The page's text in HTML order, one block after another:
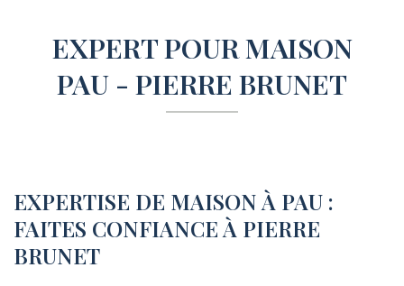
EXPERT POUR MAISON
PAU - PIERRE BRUNET
EXPERTISE DE MAISON À PAU :
FAITES CONFIANCE À PIERRE
BRUNET